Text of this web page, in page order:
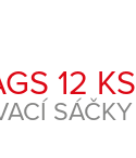
12 KS
SÁČKY